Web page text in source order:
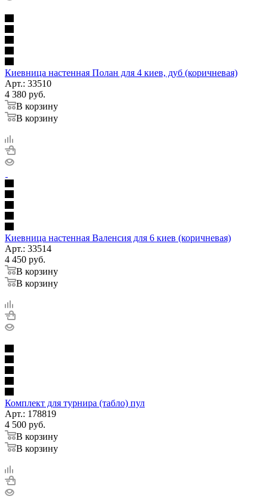
Киевница настенная Полан для 4 киев, дуб (коричневая)
Арт.: 33510
4 380 руб.
В корзину
В корзину
Киевница настенная Валенсия для 6 киев (коричневая)
Арт.: 33514
4 450 руб.
В корзину
В корзину
Комплект для турнира (табло) пул
Арт.: 178819
4 500 руб.
В корзину
В корзину